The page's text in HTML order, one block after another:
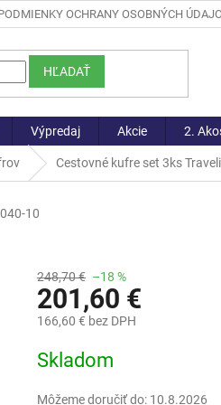
OCHRANY OSOBNÝCH
HĽADAŤ
Výpredaj Akcie 2.
Cestovné kufre set 3ks
10
248,70 € –18 %
201,60 €
166,60 € bez DPH
cena:
Skladom
Môžeme doručiť do: 10.8.2026